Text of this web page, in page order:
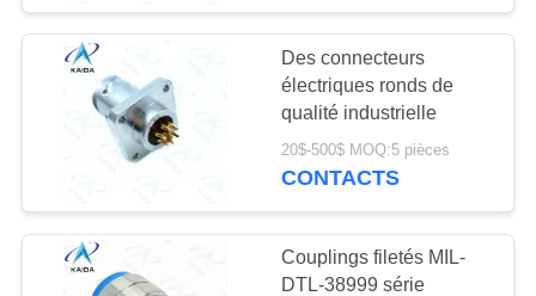
PROPOS
NOUS
DE
L'USINE
Des connecteurs
électriques ronds de
qualité industrielle
20$-500$ MOQ:5 pièces
CONTACTS
Couplings filetés MIL-
DTL-38999 série